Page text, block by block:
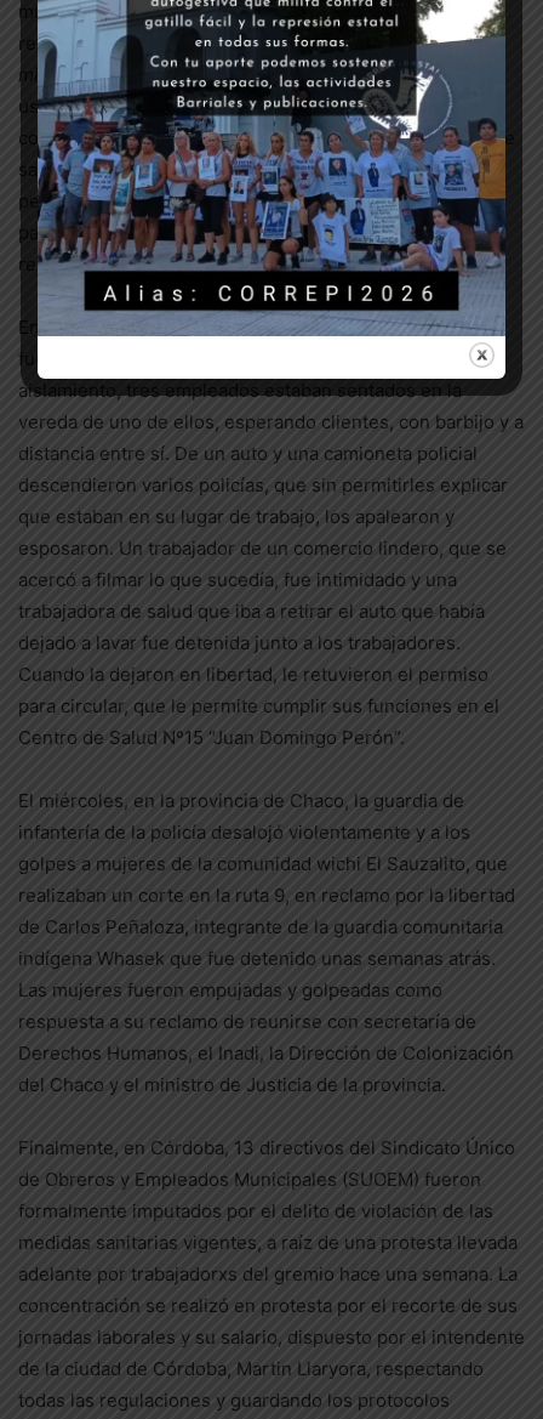
mujer intentó explicar de dónde venían y por qué, la
respuesta, siempre entre golpes, fue “callate negra de
mierda, mira el piso”. Además, ninguno de los policías
usaba barbijo, lo que desesperó a lxs hermanxs, que
conviven con la niña, en grupo de riesgo por su estado de
salud. Por eso, además de haber efectuado la denuncia
penal por el ataque, están reclamando que se los testee
para saber si han sido contagiados por alguno de los
represores.
En la zona sur de Rosario, donde los lavaderos de autos
fueron autorizado a reabrir en esta nueva etapa del
aislamiento, tres empleados estaban sentados en la
vereda de uno de ellos, esperando clientes, con barbijo y a
distancia entre sí. De un auto y una camioneta policial
descendieron varios policías, que sin permitirles explicar
que estaban en su lugar de trabajo, los apalearon y
esposaron. Un trabajador de un comercio lindero, que se
acercó a filmar lo que sucedía, fue intimidado y una
trabajadora de salud que iba a retirar el auto que había
dejado a lavar fue detenida junto a los trabajadores.
Cuando la dejaron en libertad, le retuvieron el permiso
para circular, que le permite cumplir sus funciones en el
Centro de Salud Nº15 “Juan Domingo Perón”.
El miércoles, en la provincia de Chaco, la guardia de
infantería de la policía desalojó violentamente y a los
golpes a mujeres de la comunidad wichi El Sauzalito, que
realizaban un corte en la ruta 9, en reclamo por la libertad
de Carlos Peñaloza, integrante de la guardia comunitaria
indígena Whasek que fue detenido unas semanas atrás.
Las mujeres fueron empujadas y golpeadas como
respuesta a su reclamo de reunirse con secretaría de
Derechos Humanos, el Inadi, la Dirección de Colonización
del Chaco y el ministro de Justicia de la provincia.
Finalmente, en Córdoba, 13 directivos del Sindicato Único
de Obreros y Empleados Municipales (SUOEM) fueron
formalmente imputados por el delito de violación de las
medidas sanitarias vigentes, a raíz de una protesta llevada
adelante por trabajadorxs del gremio hace una semana. La
concentración se realizó en protesta por el recorte de sus
jornadas laborales y su salario, dispuesto por el intendente
de la ciudad de Córdoba, Martin Llaryora, respectando
todas las regulaciones y guardando los protocolos